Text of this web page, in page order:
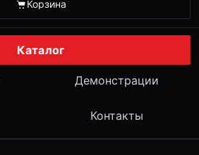
Корзина
Каталог
Демонстрации
Контакты